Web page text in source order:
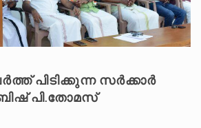
പിടിക്കുന്ന സർക്കാർ
പി.തോമസ്